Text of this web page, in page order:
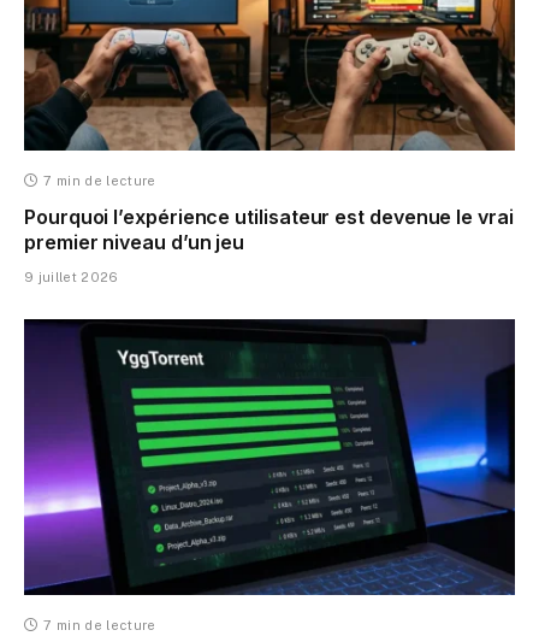
7 min de lecture
Pourquoi l’expérience utilisateur est devenue le vrai
premier niveau d’un jeu
9 juillet 2026
7 min de lecture